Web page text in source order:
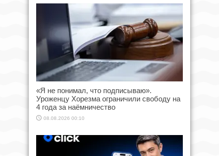
«Я не понимал, что подписываю».
Уроженцу Хорезма ограничили свободу на
4 года за наёмничество
08.08.2026 00:10